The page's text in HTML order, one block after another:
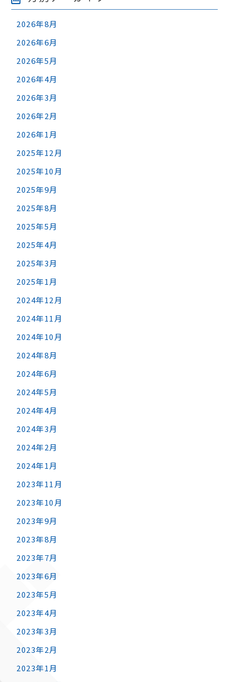
2026年8月
2026年6月
2026年5月
2026年4月
2026年3月
2026年2月
2026年1月
2025年12月
2025年10月
2025年9月
2025年8月
2025年5月
2025年4月
2025年3月
2025年1月
2024年12月
2024年11月
2024年10月
2024年8月
2024年6月
2024年5月
2024年4月
2024年3月
2024年2月
2024年1月
2023年11月
2023年10月
2023年9月
2023年8月
2023年7月
2023年6月
2023年5月
2023年4月
2023年3月
2023年2月
2023年1月